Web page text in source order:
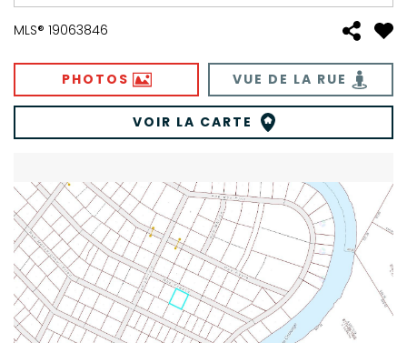
MLS® 19063846
PHOTOS VUE DE LA RUE
VOIR LA CARTE